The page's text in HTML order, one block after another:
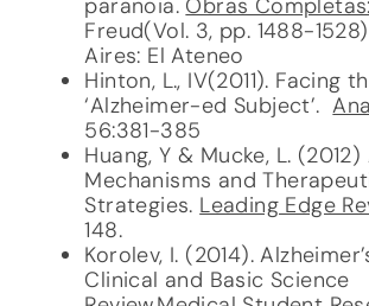
paranoia. Obras Completas:
Freud(Vol. 3, pp. 1488-
Aires: El Ateneo
Hinton, L., IV(2011). Facing
‘Alzheimer-ed Subject’.
56:381-385
Huang, Y & Mucke, L.
Mechanisms and
Strategies. Leading Edge
148.
Korolev, I. (2014).
Clinical and Basic Science